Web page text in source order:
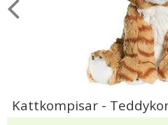
Kattkompisar -